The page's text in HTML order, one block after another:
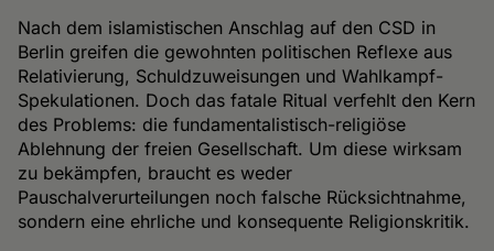
Nach dem islamistischen Anschlag auf den CSD in
Berlin greifen die gewohnten politischen Reflexe aus
Relativierung, Schuldzuweisungen und Wahlkampf-
Spekulationen. Doch das fatale Ritual verfehlt den Kern
des Problems: die fundamentalistisch-religiöse
Ablehnung der freien Gesellschaft. Um diese wirksam
zu bekämpfen, braucht es weder
Pauschalverurteilungen noch falsche Rücksichtnahme,
sondern eine ehrliche und konsequente Religionskritik.